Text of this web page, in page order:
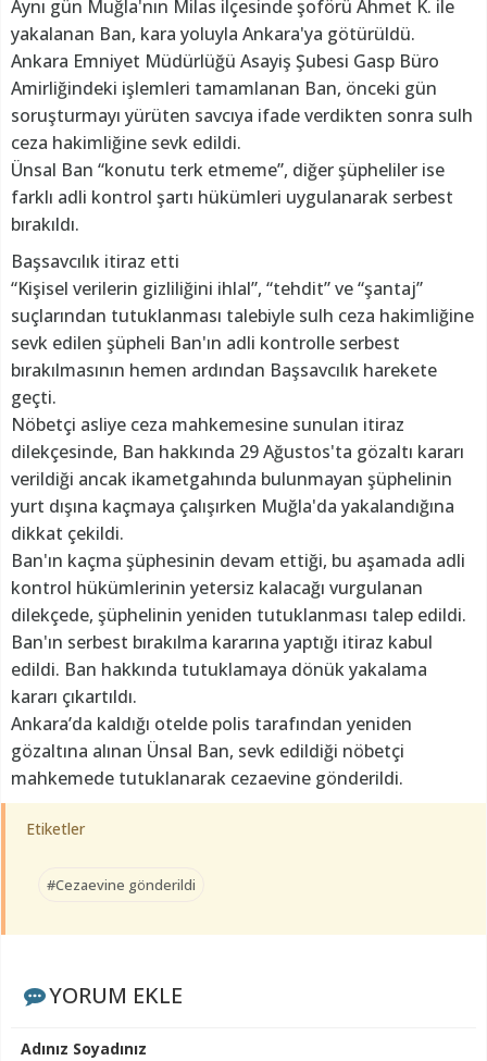
Aynı gün Muğla'nın Milas ilçesinde şoförü Ahmet K. ile
yakalanan Ban, kara yoluyla Ankara'ya götürüldü.
Ankara Emniyet Müdürlüğü Asayiş Şubesi Gasp Büro
Amirliğindeki işlemleri tamamlanan Ban, önceki gün
soruşturmayı yürüten savcıya ifade verdikten sonra sulh
ceza hakimliğine sevk edildi.
Ünsal Ban “konutu terk etmeme”, diğer şüpheliler ise
farklı adli kontrol şartı hükümleri uygulanarak serbest
bırakıldı.
Başsavcılık itiraz etti
“Kişisel verilerin gizliliğini ihlal”, “tehdit” ve “şantaj”
suçlarından tutuklanması talebiyle sulh ceza hakimliğine
sevk edilen şüpheli Ban'ın adli kontrolle serbest
bırakılmasının hemen ardından Başsavcılık harekete
geçti.
Nöbetçi asliye ceza mahkemesine sunulan itiraz
dilekçesinde, Ban hakkında 29 Ağustos'ta gözaltı kararı
verildiği ancak ikametgahında bulunmayan şüphelinin
yurt dışına kaçmaya çalışırken Muğla'da yakalandığına
dikkat çekildi.
Ban'ın kaçma şüphesinin devam ettiği, bu aşamada adli
kontrol hükümlerinin yetersiz kalacağı vurgulanan
dilekçede, şüphelinin yeniden tutuklanması talep edildi.
Ban'ın serbest bırakılma kararına yaptığı itiraz kabul
edildi. Ban hakkında tutuklamaya dönük yakalama
kararı çıkartıldı.
Ankara’da kaldığı otelde polis tarafından yeniden
gözaltına alınan Ünsal Ban, sevk edildiği nöbetçi
mahkemede tutuklanarak cezaevine gönderildi.
Etiketler
#Cezaevine gönderildi
YORUM EKLE
Adınız Soyadınız